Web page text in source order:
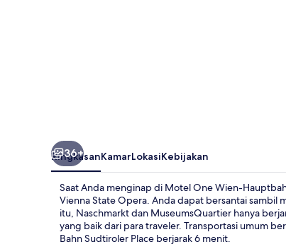
36+
RingkasanKamarLokasiKebijakan
Saat Anda menginap di Motel One Wien-
Vienna State Opera. Anda dapat bersantai sambil
itu, Naschmarkt dan MuseumsQuartier hanya
yang baik dari para traveler. Transportasi umum
Bahn Sudtiroler Place berjarak 6 menit.